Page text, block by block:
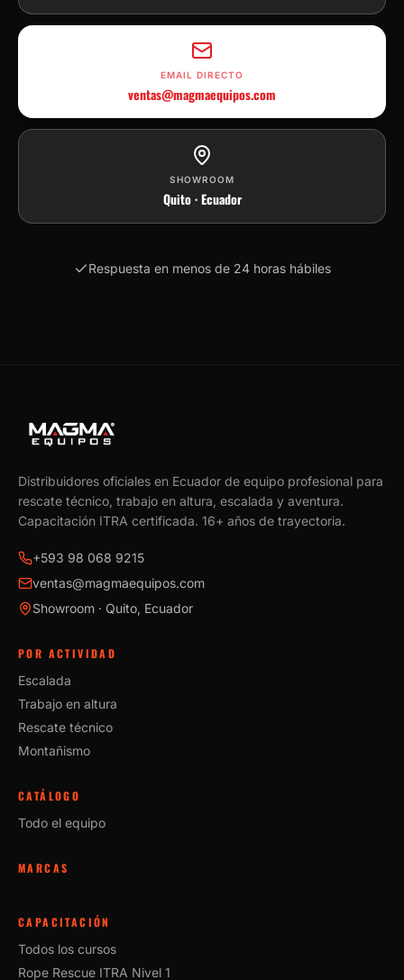
EMAIL DIRECTO
ventas@magmaequipos.com
SHOWROOM
Quito · Ecuador
Respuesta en menos de 24 horas hábiles
Distribuidores oficiales en Ecuador de equipo profesional para
rescate técnico, trabajo en altura, escalada y aventura.
Capacitación ITRA certificada. 16+ años de trayectoria.
+593 98 068 9215
ventas@magmaequipos.com
Showroom · Quito, Ecuador
POR ACTIVIDAD
Escalada
Trabajo en altura
Rescate técnico
Montañismo
CATÁLOGO
Todo el equipo
MARCAS
CAPACITACIÓN
Todos los cursos
Rope Rescue ITRA Nivel 1